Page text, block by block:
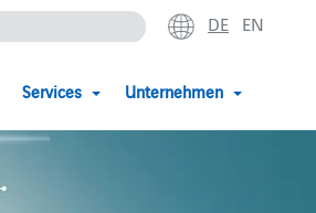
DE EN
Services Unternehmen